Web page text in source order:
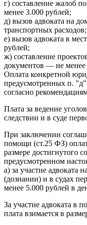
г) составление жалоб
менее 3.000 рублей;
д) вызов адвоката на
транспортных расходов;
е) вызов адвоката в
рублей;
ж) составление
документов — не менее
Оплата конкретной
предусмотренных п.
согласно
Плата за ведение
следствии и в суде
При заключении
помощи (ст.25 ФЗ)
размере достигнутого
предусмотренном
а) за участие адвоката
(дознании) и в судах
менее 5.000 рублей в
За участие адвоката в
плата взимается в